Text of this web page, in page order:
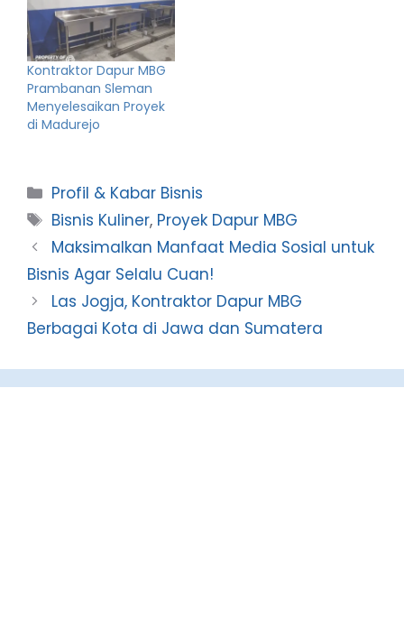
Kontraktor Dapur MBG
Prambanan Sleman
Menyelesaikan Proyek
di Madurejo
Categories
Profil & Kabar Bisnis
Tags
Bisnis Kuliner, Proyek Dapur MBG
Maksimalkan Manfaat Media Sosial untuk
Bisnis Agar Selalu Cuan!
Las Jogja, Kontraktor Dapur MBG
Berbagai Kota di Jawa dan Sumatera